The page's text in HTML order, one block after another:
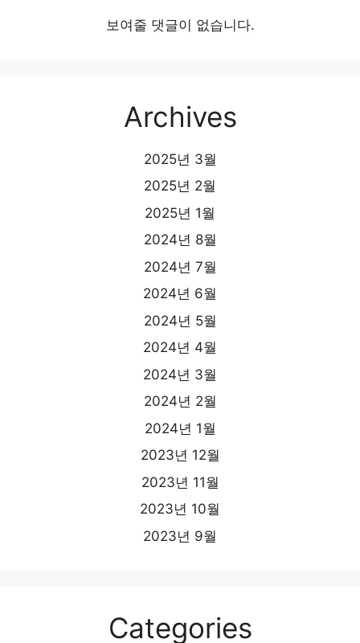
보여줄 댓글이 없습니다.
Archives
2025년 3월
2025년 2월
2025년 1월
2024년 8월
2024년 7월
2024년 6월
2024년 5월
2024년 4월
2024년 3월
2024년 2월
2024년 1월
2023년 12월
2023년 11월
2023년 10월
2023년 9월
Categories